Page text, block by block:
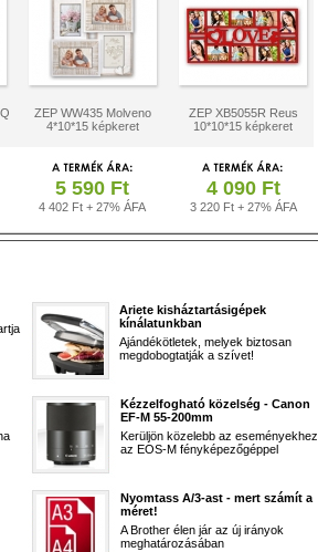
ZEP WW435 Molveno
4*10*15 képkeret
ZEP XB5055R Reus
10*10*15 képkeret
5 590 Ft
4 402 Ft + 27% ÁFA
4 090 Ft
3 220 Ft + 27% ÁFA
Ariete kisháztartásigépek
kínálatunkban
Ajándékötletek, melyek biztosan
megdobogtatják a szívet!
Kézzelfogható közelség - Canon
EF-M 55-200mm
Kerüljön közelebb az eseményekhez
az EOS-M fényképezőgéppel
Nyomtass A/3-ast - mert számít a
méret!
A Brother élen jár az új irányok
meghatározásában